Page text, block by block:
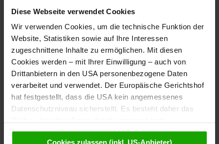
Diese Webseite verwendet Cookies
Wir verwenden Cookies, um die technische Funktion der
Website, Statistiken sowie auf Ihre Interessen
zugeschnittene Inhalte zu ermöglichen. Mit diesen
Cookies werden – mit Ihrer Einwilligung – auch von
Drittanbietern in den USA personenbezogene Daten
verarbeitet und verwendet. Der Europäische Gerichtshof
hat festgestellt, dass die USA kein angemessenes
Datenschutzniveau sicherstellt. Es besteht daher das
Anordnungen gegenüber den Drittanbietern (z.B. Google,
Cookies zulassen (inkl. US-Anbieter)
beschneites Skivergnügen.
Ursprünge
Sie liegen im keltischen Königreich Noricum,
das später zur gleichnamigen römischen
Provinz wurde. Um 600 nach Christus taucht
erstmals der Stamm der Karantanen auf,
wobei „carant“ mit Freund oder Verwandter
übersetzt wird. Schon Kelten und Römer